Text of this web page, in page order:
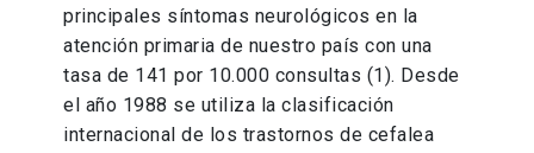
principales síntomas neurológicos en la
atención primaria de nuestro país con una
tasa de 141 por 10.000 consultas (1). Desde
el año 1988 se utiliza la clasificación
internacional de los trastornos de cefalea